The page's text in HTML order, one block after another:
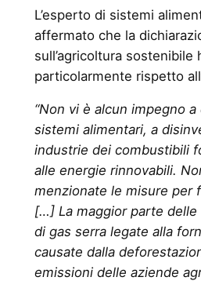
L’esperto di sistemi
affermato che la
sull’agricoltura sostenibile
particolarmente rispetto
“Non vi è alcun impegno
sistemi alimentari, a
industrie dei combustibili
alle energie rinnovabili.
menzionate le misure per
[…] La maggior parte delle
di gas serra legate alla
causate dalla
emissioni delle aziende